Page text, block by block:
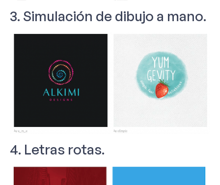
3. Simulación de dibujo a mano.
4. Letras rotas.